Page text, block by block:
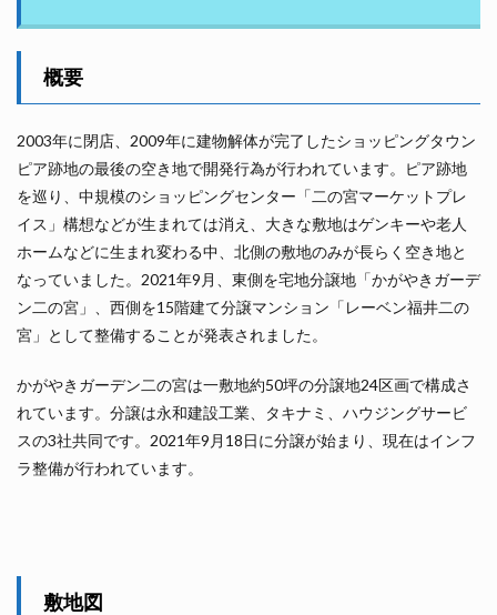
概要
2003年に閉店、2009年に建物解体が完了したショッピングタウン
ピア跡地の最後の空き地で開発行為が行われています。ピア跡地
を巡り、中規模のショッピングセンター「二の宮マーケットプレ
イス」構想などが生まれては消え、大きな敷地はゲンキーや老人
ホームなどに生まれ変わる中、北側の敷地のみが長らく空き地と
なっていました。2021年9月、東側を宅地分譲地「かがやきガーデ
ン二の宮」、西側を15階建て分譲マンション「レーベン福井二の
宮」として整備することが発表されました。
かがやきガーデン二の宮は一敷地約50坪の分譲地24区画で構成さ
れています。分譲は永和建設工業、タキナミ、ハウジングサービ
スの3社共同です。2021年9月18日に分譲が始まり、現在はインフ
ラ整備が行われています。
敷地図